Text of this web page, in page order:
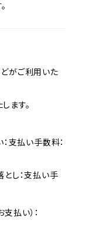
がご利用いた
ます。
支払い手数料：
し：支払い手
払い）：